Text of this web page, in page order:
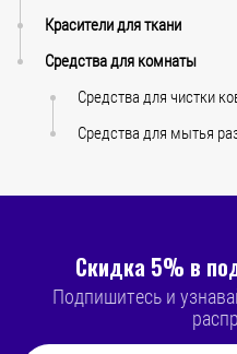
Красители для ткани
Средства для комнаты
Средства для чистки
Средства для мытья
Скидка 5% в
Подпишитесь и